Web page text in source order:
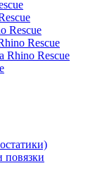
Rescue
Rescue
Rhino Rescue